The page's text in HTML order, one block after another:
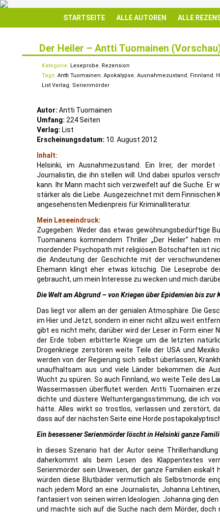
STARTSEITE ALLE AUTOREN ALLE
Der Heiler – Antti Tuomainen
Kategorie: Leseprobe, Rezension
Tags: Antti Tuomainen, Apokalypse, Ausnahmezustand, Finnland,
List Verlag, Serienmörder
Autor: Antti Tuomainen
Umfang: 224 Seiten
Verlag: List
Erscheinungsdatum: 10. August 2012
Inhalt:
Helsinki, im Ausnahmezustand. Ein Irrer, der
Journalistin, die ihn stellen will. Und dabei spurlos
kann. Ihr Mann macht sich verzweifelt auf die Suche. Er
stärker als die Liebe. Ausgezeichnet mit dem Finnischen
angesehensten Medienpreis für Kriminalliteratur.
Mein Leseeindruck:
Zugegeben: Weder das etwas gewöhnungsbedürftige
Tuomainens kommendem Thriller „Der Heiler“ haben
mordender Psychopath mit religiösen Botschaften ist
die Andeutung der Geschichte mit der
Ehemann klingt eher etwas kitschig. Die Leseprobe
gebraucht, um mein Interesse zu wecken und mich
Die Welt am Abgrund – von Kriegen über Epidemien bis zur
Das liegt vor allem an der genialen Atmosphäre. Die
im Hier und Jetzt, sondern in einer nicht allzu weit
gibt es nicht mehr, darüber wird der Leser in Form einer
der Erde toben erbitterte Kriege um die letzten
Drogenkriege zerstören weite Teile der USA und
werden von der Regierung sich selbst überlassen,
unaufhaltsam aus und viele Länder bekommen die
Wucht zu spüren. So auch Finnland, wo weite Teile des
Wassermassen überflutet werden. Antti Tuomainen
dichte und düstere Weltuntergangsstimmung, die ich
hätte. Alles wirkt so trostlos, verlassen und zerstört,
dass auf der nächsten Seite eine Horde
Ein besessener Serienmörder löscht in Helsinki ganze
In dieses Szenario hat der Autor seine
daherkommt als beim Lesen des Klappentextes
Serienmörder sein Unwesen, der ganze Familien
würden diese Blutbäder vermutlich als Selbstmorde
nach jedem Mord an eine Journalistin, Johanna
fantasiert von seinen wirren Ideologien. Johanna ging
und machte sich auf die Suche nach dem Mörder,